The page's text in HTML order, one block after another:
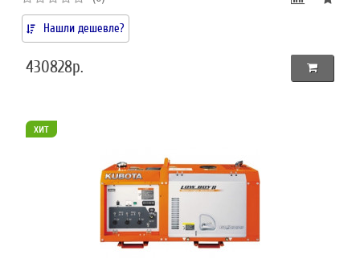
Нашли дешевле?
430828р.
хит